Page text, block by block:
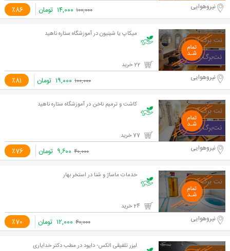
٪86 نیروهوایی ۱۰۰,۰۰۰ ۱۴,۰۰۰ تومان
میکاپ یا شینیون در آموزشگاه ستاره ناهید
٪81 نیروهوایی ۱۰۰,۰۰۰ ۱۹,۰۰۰ تومان
کاشت و ترمیم ناخن در آموزشگاه ستاره ناهید
٪76 نیروهوایی ۴۰,۰۰۰ ۹,۶۰۰ تومان
خدمات ماساژ و شنا در استخر بهار
٪70 نیروهوایی ۴۰,۰۰۰ ۱۲,۰۰۰ تومان
لیزر تلفیقی الکس- دایود در مطب دکتر خدایاری